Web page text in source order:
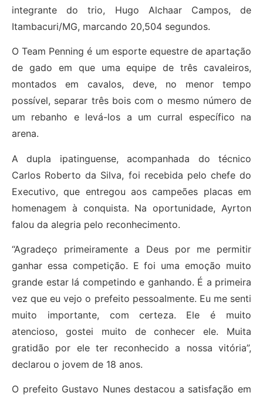
integrante do trio, Hugo Alchaar Campos, de
Itambacuri/MG, marcando 20,504 segundos.
O Team Penning é um esporte equestre de apartação
de gado em que uma equipe de três cavaleiros,
montados em cavalos, deve, no menor tempo
possível, separar três bois com o mesmo número de
um rebanho e levá-los a um curral específico na
arena.
A dupla ipatinguense, acompanhada do técnico
Carlos Roberto da Silva, foi recebida pelo chefe do
Executivo, que entregou aos campeões placas em
homenagem à conquista. Na oportunidade, Ayrton
falou da alegria pelo reconhecimento.
“Agradeço primeiramente a Deus por me permitir
ganhar essa competição. E foi uma emoção muito
grande estar lá competindo e ganhando. É a primeira
vez que eu vejo o prefeito pessoalmente. Eu me senti
muito importante, com certeza. Ele é muito
atencioso, gostei muito de conhecer ele. Muita
gratidão por ele ter reconhecido a nossa vitória”,
declarou o jovem de 18 anos.
O prefeito Gustavo Nunes destacou a satisfação em